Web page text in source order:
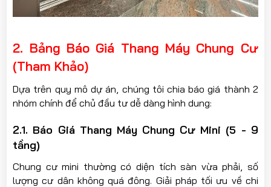
2. Bảng Báo Giá Thang Máy Chung Cư
(Tham Khảo)
Dựa trên quy mô dự án, chúng tôi chia báo giá thành 2
nhóm chính để chủ đầu tư dễ dàng hình dung:
2.1. Báo Giá Thang Máy Chung Cư Mini (5 - 9
tầng)
Chung cư mini thường có diện tích sàn vừa phải, số
lượng cư dân không quá đông. Giải pháp tối ưu về chi